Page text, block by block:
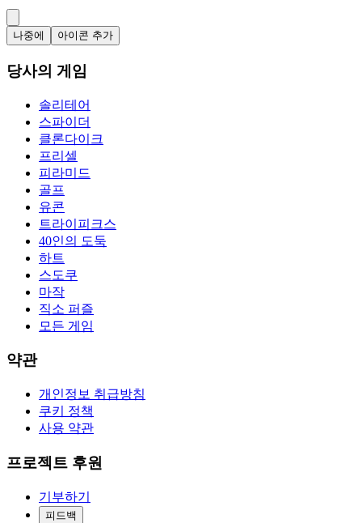
나중에 아이콘 추가
당사의 게임
솔리테어
스파이더
클론다이크
프리셀
피라미드
골프
유콘
트라이피크스
40인의 도둑
하트
스도쿠
마작
직소 퍼즐
모든 게임
약관
개인정보 취급방침
쿠키 정책
사용 약관
프로젝트 후원
기부하기
피드백